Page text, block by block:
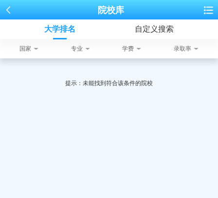
院校库
大学排名 自定义搜索
国家 专业 学费 录取率
提示：未能找到符合该条件的院校